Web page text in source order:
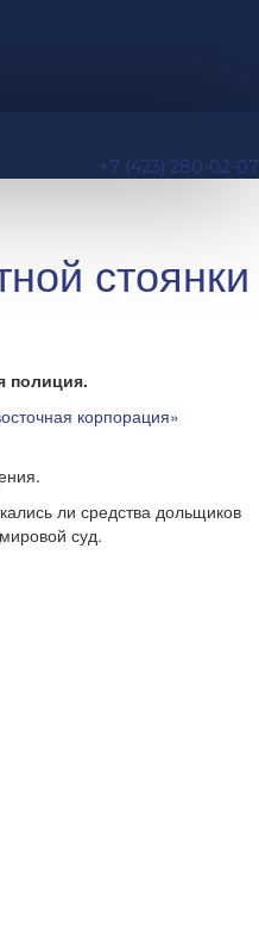
+7 (423) 280-02-07
стоянки
полиция.
корпорация»
ли средства дольщиков
суд.